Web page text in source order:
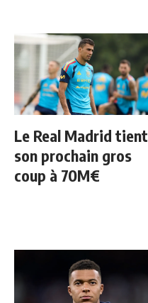
Le Real Madrid tient
son prochain gros
coup à 70M€